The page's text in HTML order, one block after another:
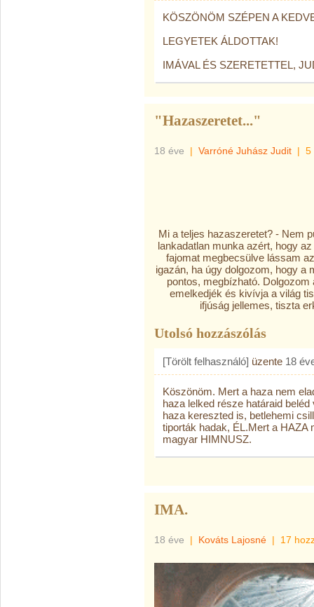
KÖSZÖNÖM SZÉPEN A
LEGYETEK ÁLDOTTAK!
IMÁVAL ÉS SZERETETTEL,
"Hazaszeretet..."
18 éve | Varróné Juhász Judit | 5
Mi a teljes hazaszeretet? - Nem
lankadatlan munka azért, hogy
fajomat megbecsülve lássam
igazán, ha úgy dolgozom, hogy a
pontos, megbízható.
emelkedjék és kivívja a világ
ifjúság jellemes, tiszta
Utolsó hozzászólás
[Törölt felhasználó] üzente 18
Köszönöm. Mert a haza nem
haza lelked része határaid
haza kereszted is, betlehemi
tiporták hadak, ÉL.Mert a HAZA
magyar HIMNUSZ.
IMA.
18 éve | Kováts Lajosné | 17